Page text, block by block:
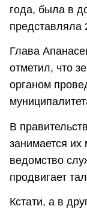
года, была в
представляла
Глава
отметил, что
органом
В
занимается
ведомство
продвигает
Кстати, а в